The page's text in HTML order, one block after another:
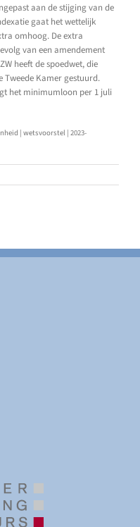
aan de stijging van de
gaat het wettelijk
omhoog. De extra
van een amendement
heeft de spoedwet, die
Kamer gestuurd.
het minimumloon per 1 juli
| wetsvoorstel | 2023-